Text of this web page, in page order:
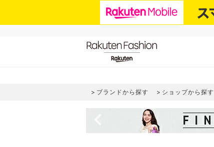
ブランドから探す ショップから探す